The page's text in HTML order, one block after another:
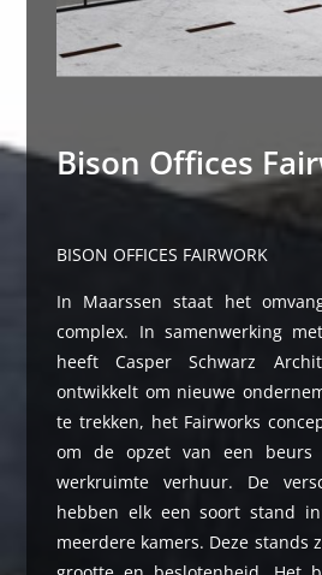
Bison Offices
BISON OFFICES FAIRWORK
In Maarssen staat het
complex. In samenwerking
heeft Casper Schwarz
ontwikkelt om nieuwe
te trekken, het Fairworks
om de opzet van een beurs
werkruimte verhuur. De
hebben elk een soort stand
meerdere kamers. Deze stands